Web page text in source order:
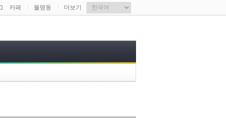
카페 월명동 더보기